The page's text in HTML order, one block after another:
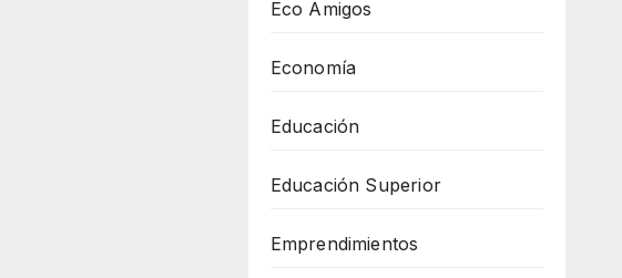
Eco Amigos
Economía
Educación
Educación Superior
Emprendimientos